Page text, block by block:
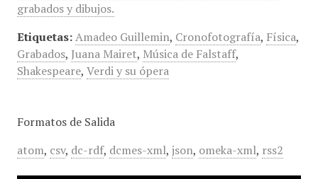
grabados y dibujos.
Etiquetas: Amadeo Guillemin, Cronofotografía, Física,
Grabados, Juana Mairet, Música de Falstaff,
Shakespeare, Verdi y su ópera
Formatos de Salida
atom, csv, dc-rdf, dcmes-xml, json, omeka-xml, rss2